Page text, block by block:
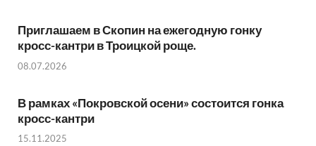
Приглашаем в Скопин на ежегодную гонку
кросс-кантри в Троицкой роще.
08.07.2026
В рамках «Покровской осени» состоится гонка
кросс-кантри
15.11.2025